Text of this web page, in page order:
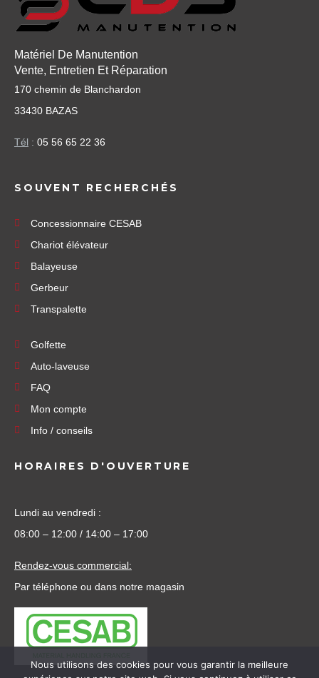
Matériel De Manutention
Vente, Entretien Et Réparation
170 chemin de Blanchardon
33430 BAZAS
Tél : 05 56 65 22 36
SOUVENT RECHERCHÉS
Concessionnaire CESAB
Chariot élévateur
Balayeuse
Gerbeur
Transpalette
Golfette
Auto-laveuse
FAQ
Mon compte
Info / conseils
HORAIRES D'OUVERTURE
Lundi au vendredi :
08:00 – 12:00 / 14:00 – 17:00
Rendez-vous commercial:
Par téléphone ou dans notre magasin
Nous utilisons des cookies pour vous garantir la meilleure